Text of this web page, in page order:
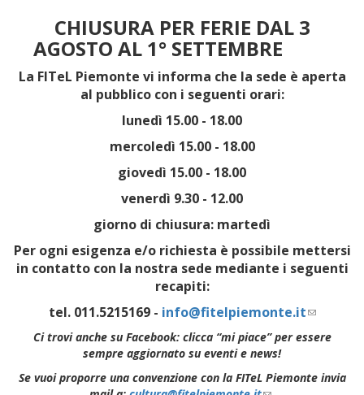
CHIUSURA PER FERIE DAL 3
AGOSTO AL 1° SETTEMBRE
La FITeL Piemonte vi informa che la sede è aperta
al pubblico con i seguenti orari:
lunedì 15.00 - 18.00
mercoledì 15.00 - 18.00
giovedì 15.00 - 18.00
venerdì 9.30 - 12.00
giorno di chiusura: martedì
Per ogni esigenza e/o richiesta è possibile mettersi
in contatto con la nostra sede mediante i seguenti
recapiti:
tel. 011.5215169 - info@fitelpiemonte.it(link
e-
Ci trovi anche su Facebook: clicca “mi piace” per essere
sempre aggiornato su eventi e news!
Se vuoi proporre una convenzione con la FITeL Piemonte invia